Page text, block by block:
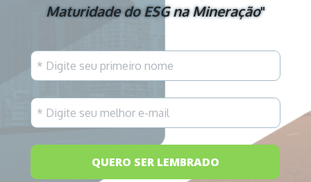
Maturidade do ESG na Mineração"
QUERO SER LEMBRADO